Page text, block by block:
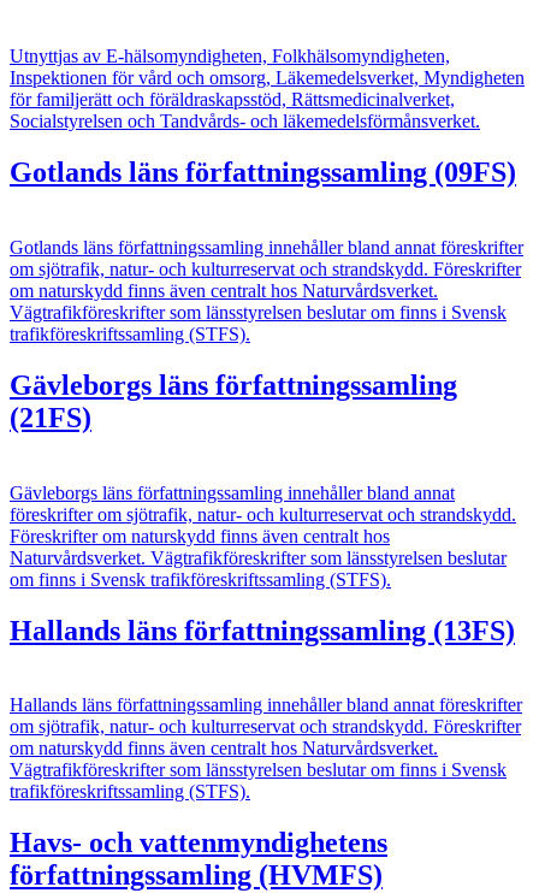
Utnyttjas av E-hälsomyndigheten, Folkhälsomyndigheten,
Inspektionen för vård och omsorg, Läkemedelsverket, Myndigheten
för familjerätt och föräldraskapsstöd, Rättsmedicinalverket,
Socialstyrelsen och Tandvårds- och läkemedelsförmånsverket.
Gotlands läns författningssamling (09FS)
Gotlands läns författningssamling innehåller bland annat föreskrifter
om sjötrafik, natur- och kulturreservat och strandskydd. Föreskrifter
om naturskydd finns även centralt hos Naturvårdsverket.
Vägtrafikföreskrifter som länsstyrelsen beslutar om finns i Svensk
trafikföreskriftssamling (STFS).
Gävleborgs läns författningssamling
(21FS)
Gävleborgs läns författningssamling innehåller bland annat
föreskrifter om sjötrafik, natur- och kulturreservat och strandskydd.
Föreskrifter om naturskydd finns även centralt hos
Naturvårdsverket. Vägtrafikföreskrifter som länsstyrelsen beslutar
om finns i Svensk trafikföreskriftssamling (STFS).
Hallands läns författningssamling (13FS)
Hallands läns författningssamling innehåller bland annat föreskrifter
om sjötrafik, natur- och kulturreservat och strandskydd. Föreskrifter
om naturskydd finns även centralt hos Naturvårdsverket.
Vägtrafikföreskrifter som länsstyrelsen beslutar om finns i Svensk
trafikföreskriftssamling (STFS).
Havs- och vattenmyndighetens
författningssamling (HVMFS)